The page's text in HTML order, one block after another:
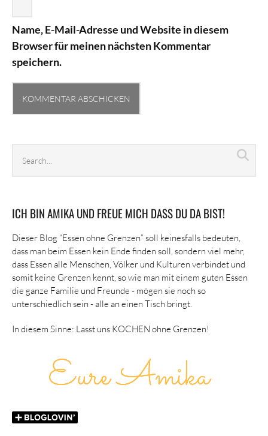
Name, E-Mail-Adresse und Website in diesem
Browser für meinen nächsten Kommentar
speichern.
archives
ICH BIN AMIKA UND FREUE MICH DASS DU DA BIST!
Dieser Blog “Essen ohne Grenzen” soll keinesfalls bedeuten,
dass man beim Essen kein Ende finden soll, sondern viel mehr,
dass Essen alle Menschen, Völker und Kulturen verbindet und
somit keine Grenzen kennt, so wie man mit einem guten Essen
die ganze Familie und Freunde - mögen sie noch so
unterschiedlich sein - alle an einen Tisch bringt.
In diesem Sinne: Lasst uns KOCHEN ohne Grenzen!